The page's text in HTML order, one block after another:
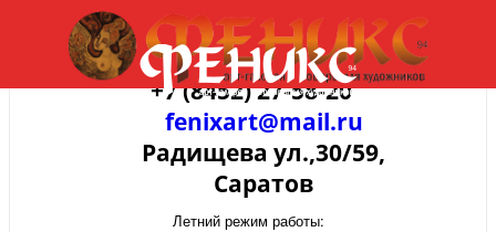
+7 (8452) 27-58-20
fenixart@mail.ru
Радищева ул.,30/59,
Саратов
Летний режим работы: